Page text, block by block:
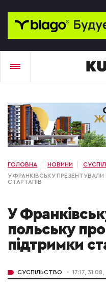
ГОЛОВНА НОВИНИ
У ФРАНКІВСЬКУ
СТАРТАПІВ
У
польську
підтримки
СУСПІЛЬСТВО 17:17, 31.08,